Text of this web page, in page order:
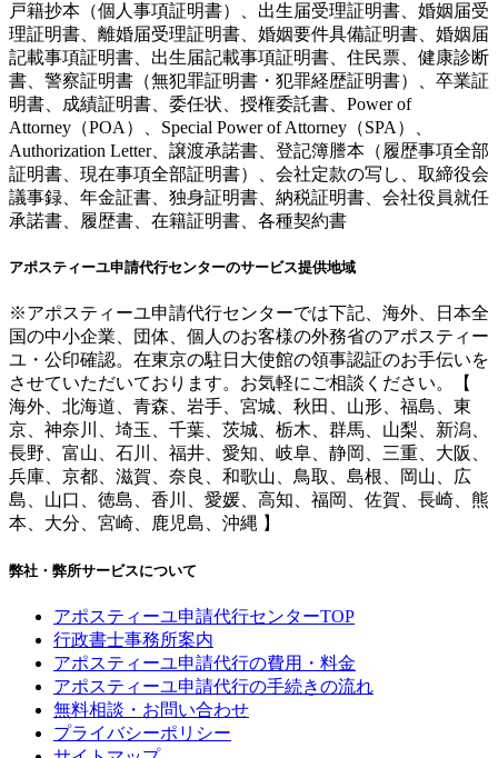
戸籍抄本（個人事項証明書）、出生届受理証明書、婚姻届受
理証明書、離婚届受理証明書、婚姻要件具備証明書、婚姻届
記載事項証明書、出生届記載事項証明書、住民票、健康診断
書、警察証明書（無犯罪証明書・犯罪経歴証明書）、卒業証
明書、成績証明書、委任状、授権委託書、Power of
Attorney（POA）、Special Power of Attorney（SPA）、
Authorization Letter、譲渡承諾書、登記簿謄本（履歴事項全部
証明書、現在事項全部証明書）、会社定款の写し、取締役会
議事録、年金証書、独身証明書、納税証明書、会社役員就任
承諾書、履歴書、在籍証明書、各種契約書
アポスティーユ申請代行センターのサービス提供地域
※アポスティーユ申請代行センターでは下記、海外、日本全
国の中小企業、団体、個人のお客様の外務省のアポスティー
ユ・公印確認。在東京の駐日大使館の領事認証のお手伝いを
させていただいております。お気軽にご相談ください。【
海外、北海道、青森、岩手、宮城、秋田、山形、福島、東
京、神奈川、埼玉、千葉、茨城、栃木、群馬、山梨、新潟、
長野、富山、石川、福井、愛知、岐阜、静岡、三重、大阪、
兵庫、京都、滋賀、奈良、和歌山、鳥取、島根、岡山、広
島、山口、徳島、香川、愛媛、高知、福岡、佐賀、長崎、熊
本、大分、宮崎、鹿児島、沖縄 】
弊社・弊所サービスについて
アポスティーユ申請代行センターTOP
行政書士事務所案内
アポスティーユ申請代行の費用・料金
アポスティーユ申請代行の手続きの流れ
無料相談・お問い合わせ
プライバシーポリシー